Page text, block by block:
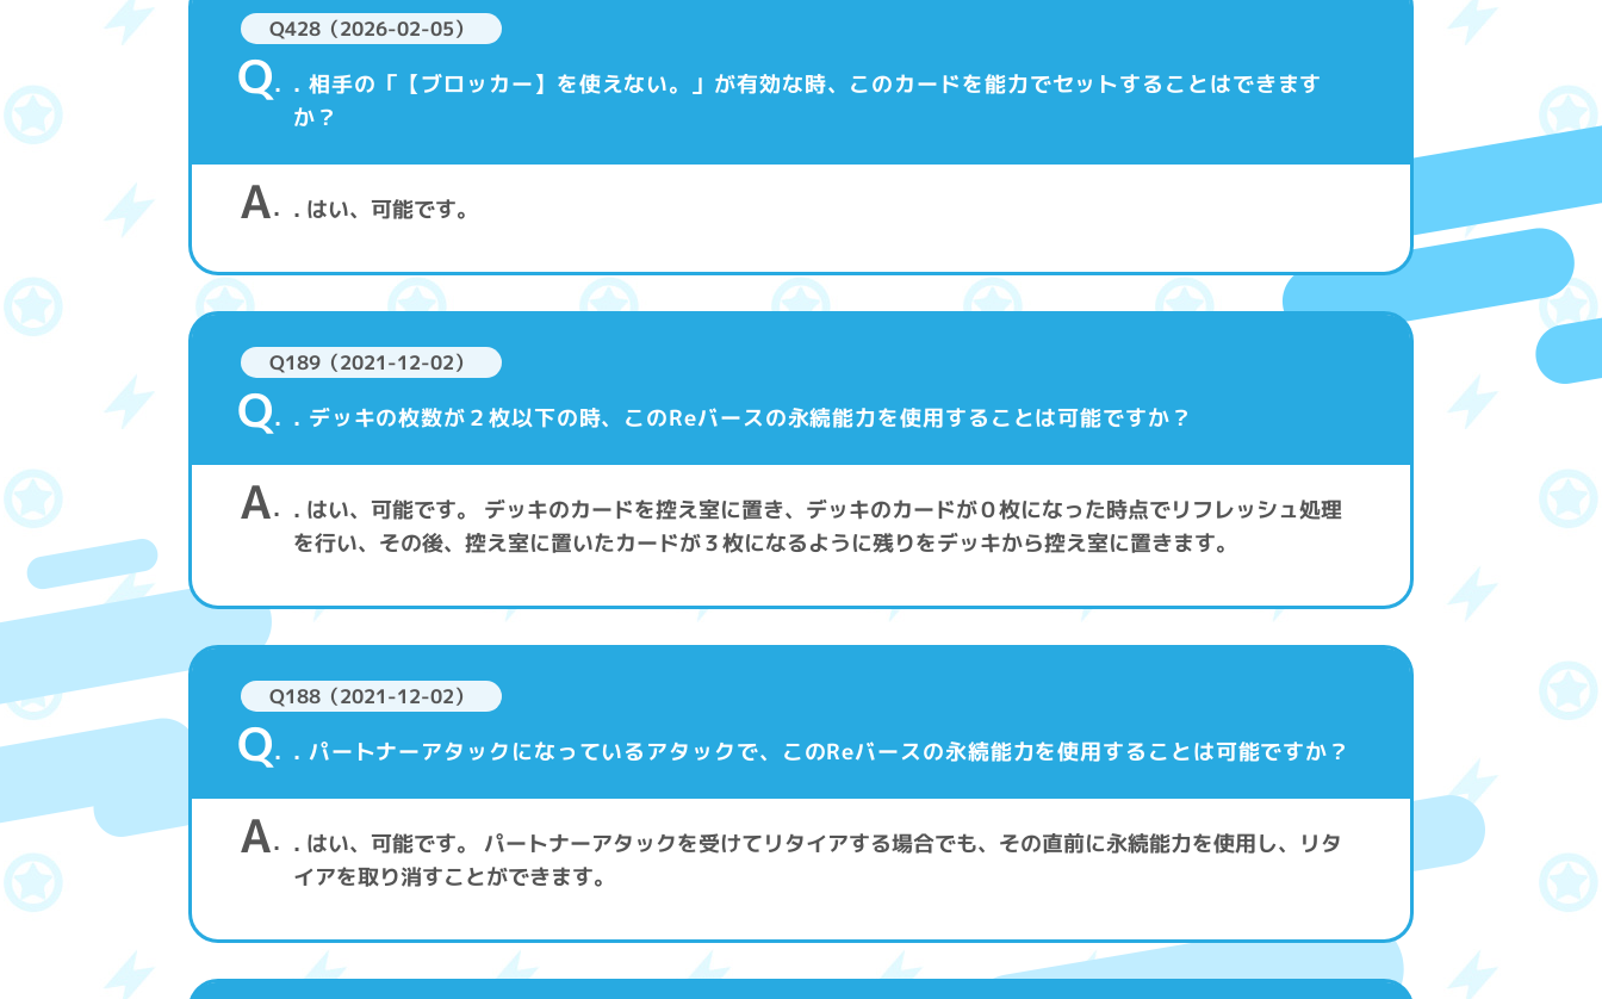
Q428（2026-02-05）
Q . 相手の「【ブロッカー】を使えない。」が有効な時、このカードを能力でセットすることはできます
か？
A . はい、可能です。
Q189（2021-12-02）
Q . デッキの枚数が２枚以下の時、このReバースの永続能力を使用することは可能ですか？
A . はい、可能です。 デッキのカードを控え室に置き、デッキのカードが０枚になった時点でリフレッシュ処理
を行い、その後、控え室に置いたカードが３枚になるように残りをデッキから控え室に置きます。
Q188（2021-12-02）
Q . パートナーアタックになっているアタックで、このReバースの永続能力を使用することは可能ですか？
A . はい、可能です。 パートナーアタックを受けてリタイアする場合でも、その直前に永続能力を使用し、リタ
イアを取り消すことができます。